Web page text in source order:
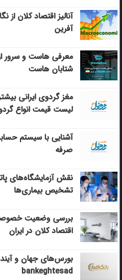
آنالیز اقتصاد کلان
آفرین
معرفی هاست و سرور
شتابان هاست
مغز گردوی ایرانی
لیست قیمت انواع گردو
آشنایی با سیستم
صرفه
نقش آزمایشگاه‌های
تشخیص بیماری‌ها
بررسی وضعیت
اقتصاد کلان در ایران
بورس‌های جهان و
bankeghtesad